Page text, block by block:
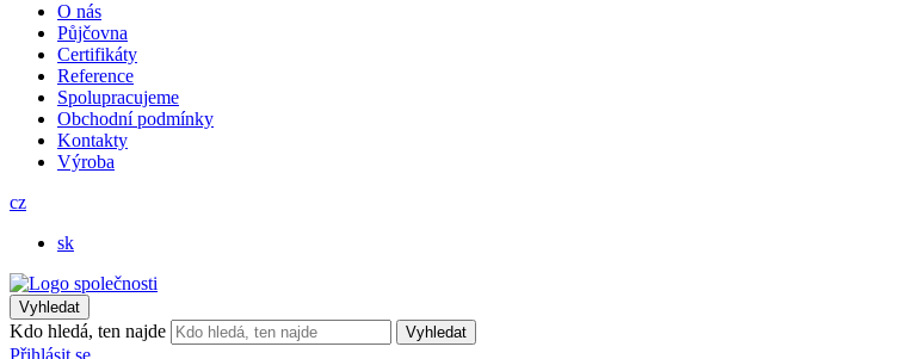
O nás
Půjčovna
Certifikáty
Reference
Spolupracujeme
Obchodní podmínky
Kontakty
Výroba
cz
sk
Vyhledat
Kdo hledá, ten najde Vyhledat
Přihlásit se